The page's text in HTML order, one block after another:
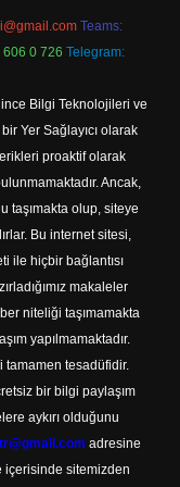
Teams:
0 726 Telegram:
Bilgi Teknolojileri ve
Yer Sağlayıcı olarak
proaktif olarak
Ancak,
taşımakta olup, siteye
Bu internet sitesi,
ile hiçbir bağlantısı
makaleler
niteliği taşımamakta
yapılmamaktadır.
tamamen tesadüfidir.
bir bilgi paylaşım
aykırı olduğunu
adresine
sitemizden